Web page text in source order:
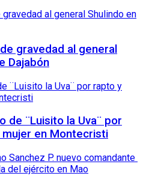
gravedad al general
Dajabón
de ¨Luisito la Uva¨ por
en Montecristi